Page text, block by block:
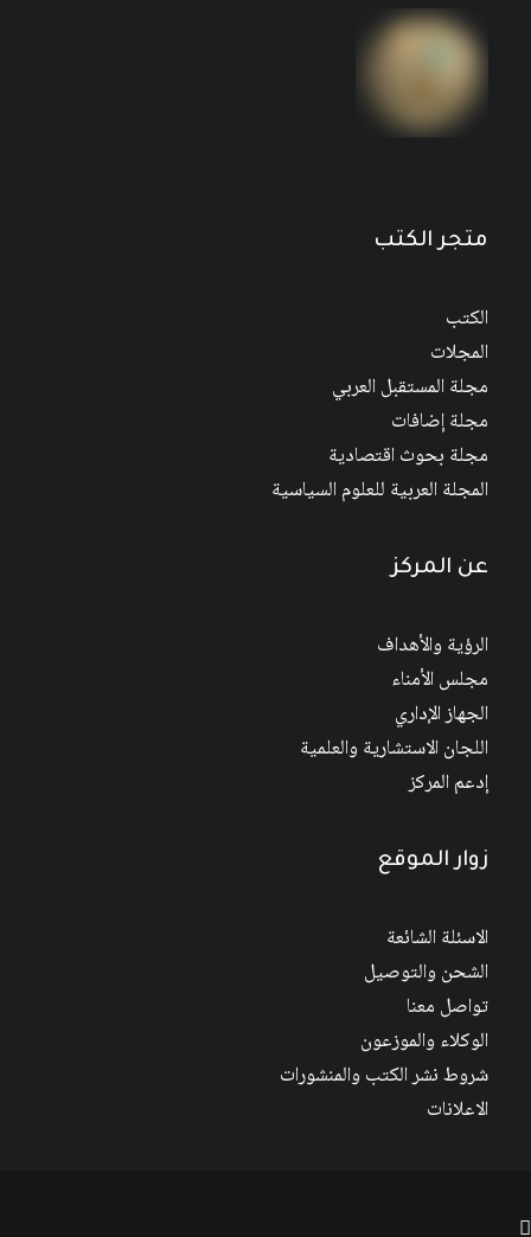
متجر الكتب
الكتب
المجلات
مجلة المستقبل العربي
مجلة إضافات
مجلة بحوث اقتصادية
المجلة العربية للعلوم السياسية
عن المركز
الرؤية والأهداف
مجلس الأمناء
الجهاز الإداري
اللجان الاستشارية والعلمية
إدعم المركز
زوار الموقع
الاسئلة الشائعة
الشحن والتوصيل
تواصل معنا
الوكلاء والموزعون
شروط نشر الكتب والمنشورات
الاعلانات